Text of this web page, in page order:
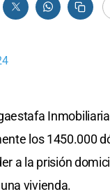
los 1450.000
a la prisión
vivienda.